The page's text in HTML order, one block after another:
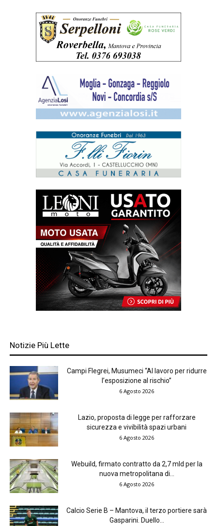
Notizie Più Lette
Campi Flegrei, Musumeci “Al lavoro per ridurre
l’esposizione al rischio”
6 Agosto 2026
Lazio, proposta di legge per rafforzare
sicurezza e vivibilità spazi urbani
6 Agosto 2026
Webuild, firmato contratto da 2,7 mld per la
nuova metropolitana di...
6 Agosto 2026
Calcio Serie B – Mantova, il terzo portiere sarà
Gasparini. Duello...